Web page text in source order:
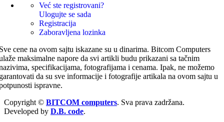
Već ste registrovani?
Ulogujte se sada
Registracija
Zaboravljena lozinka
cene na ovom sajtu iskazane su u dinarima. Bitcom Computers
maksimalne napore da svi artikli budu prikazani sa tačnim
specifikacijama, fotografijama i cenama. Ipak, ne možemo
da su sve informacije i fotografije artikala na ovom sajtu u
ispravne.
Copyright © BITCOM computers. Sva prava zadržana.
Developed by D.B. code.